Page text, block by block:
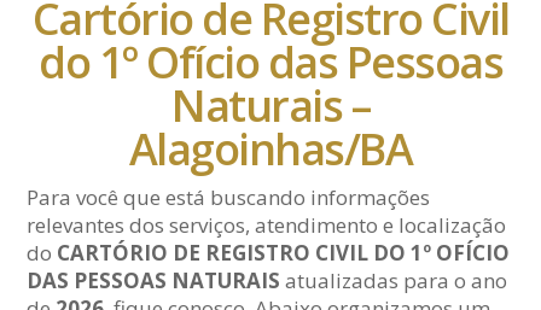
Cartório de Registro Civil
do 1º Ofício das Pessoas
Naturais –
Alagoinhas/BA
Para você que está buscando informações
relevantes dos serviços, atendimento e localização
do CARTÓRIO DE REGISTRO CIVIL DO 1º OFÍCIO
DAS PESSOAS NATURAIS atualizadas para o ano